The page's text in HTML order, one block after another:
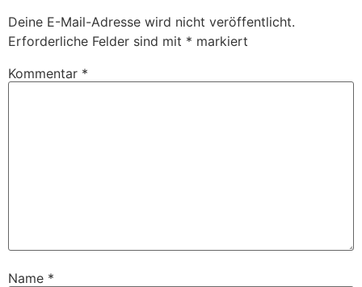
Deine E-Mail-Adresse wird nicht veröffentlicht.
Erforderliche Felder sind mit * markiert
Kommentar *
Name *